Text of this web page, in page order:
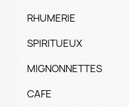
RHUMERIE
SPIRITUEUX
MIGNONNETTES
CAFE